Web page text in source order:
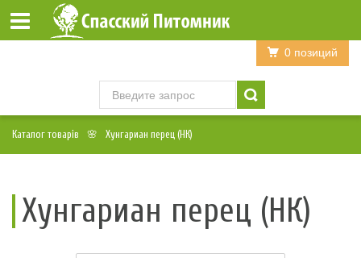
Войти Регистрация
0 позиций
Каталог товарів Хунгариан перец (НК)
Хунгариан перец (НК)